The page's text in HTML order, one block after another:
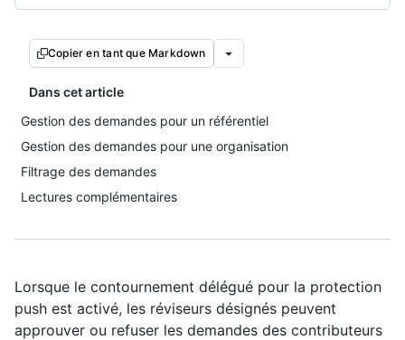
Copier en tant que Markdown
Dans cet article
Gestion des demandes pour un référentiel
Gestion des demandes pour une organisation
Filtrage des demandes
Lectures complémentaires
Lorsque le contournement délégué pour la protection
push est activé, les réviseurs désignés peuvent
approuver ou refuser les demandes des contributeurs